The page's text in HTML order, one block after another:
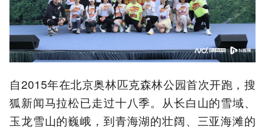
自2015年在北京奥林匹克森林公园首次开跑，搜
狐新闻马拉松已走过十八季。从长白山的雪域、
玉龙雪山的巍峨，到青海湖的壮阔、三亚海滩的